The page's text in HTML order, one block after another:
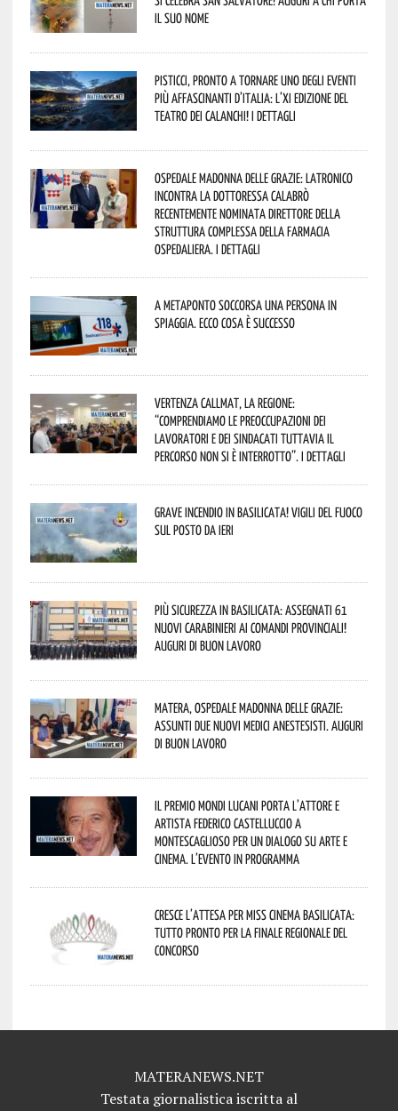
il suo nome
Pisticci, pronto a tornare uno degli eventi
più affascinanti d’Italia: l’XI edizione del
Teatro dei Calanchi! I dettagli
Ospedale Madonna delle Grazie: Latronico
incontra la dottoressa Calabrò
recentemente nominata Direttore della
Struttura Complessa della Farmacia
Ospedaliera. I dettagli
A Metaponto soccorsa una persona in
spiaggia. Ecco cosa è successo
Vertenza CallMat, la Regione:
“comprendiamo le preoccupazioni dei
lavoratori e dei sindacati tuttavia il
percorso non si è interrotto”. I dettagli
Grave incendio in Basilicata! Vigili del fuoco
sul posto da ieri
Più sicurezza in Basilicata: assegnati 61
nuovi Carabinieri ai Comandi provinciali!
Auguri di buon lavoro
Matera, Ospedale Madonna delle Grazie:
assunti due nuovi medici anestesisti. Auguri
di buon lavoro
Il Premio Mondi Lucani porta l’attore e
artista Federico Castelluccio a
Montescaglioso per un dialogo su arte e
cinema. L’evento in programma
Cresce l’attesa per Miss Cinema Basilicata:
tutto pronto per la finale regionale del
concorso
MATERANEWS.NET
Testata giornalistica iscritta al